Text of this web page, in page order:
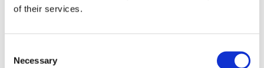
of their services.
Selection
Necessary